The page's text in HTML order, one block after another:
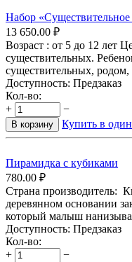
Набор «Существительное
13 650.00 ₽
Возраст : от 5 до 12 лет
существительных.
существительных,
Доступность: Предзаказ
Кол-во:
+
−
В корзину Купить в
Пирамидка с кубиками
780.00 ₽
Страна производитель:
деревянном основании
который малыш
Доступность: Предзаказ
Кол-во:
+
−